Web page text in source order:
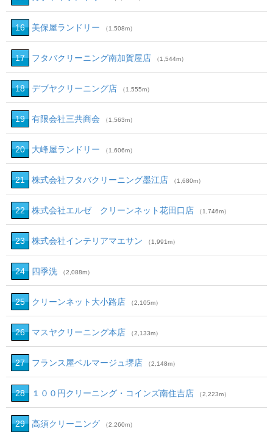
16 美保屋ランドリー （1,508m）
17 フタバクリーニング南加賀屋店 （1,544m）
18 デブヤクリーニング店 （1,555m）
19 有限会社三共商会 （1,563m）
20 大峰屋ランドリー （1,606m）
21 株式会社フタバクリーニング墨江店 （1,680m）
22 株式会社エルゼ クリーンネット花田口店 （1,746m）
23 株式会社インテリアマエサン （1,991m）
24 四季洗 （2,088m）
25 クリーンネット大小路店 （2,105m）
26 マスヤクリーニング本店 （2,133m）
27 フランス屋ベルマージュ堺店 （2,148m）
28 １００円クリーニング・コインズ南住吉店 （2,223m）
29 高須クリーニング （2,260m）